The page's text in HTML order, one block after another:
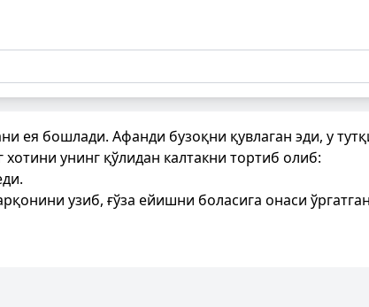
ея бошлади. Афанди бузоқни қувлаган эди, у
унинг қўлидан калтакни тортиб олиб:
узиб, ғўза ейишни боласига онаси